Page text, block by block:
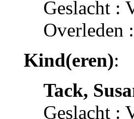
Geslacht :
Overleden
Kind(eren):
Tack,
Geslacht :